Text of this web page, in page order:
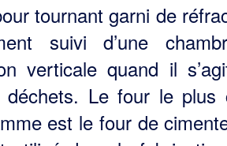
tournant garni de
suivi d’une
verticale quand il
déchets. Le four le plus
est le four de